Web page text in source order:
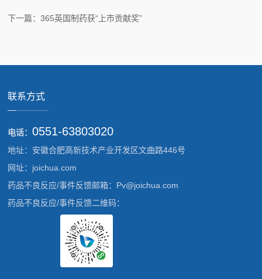
下一篇：365英国制药获“上市贡献奖”
联系方式
电话：0551-63803020
地址：安徽合肥高新技术产业开发区文曲路446号
网址：joichua.com
药品不良反应/事件反馈邮箱：Pv@joichua.com
药品不良反应/事件反馈二维码：